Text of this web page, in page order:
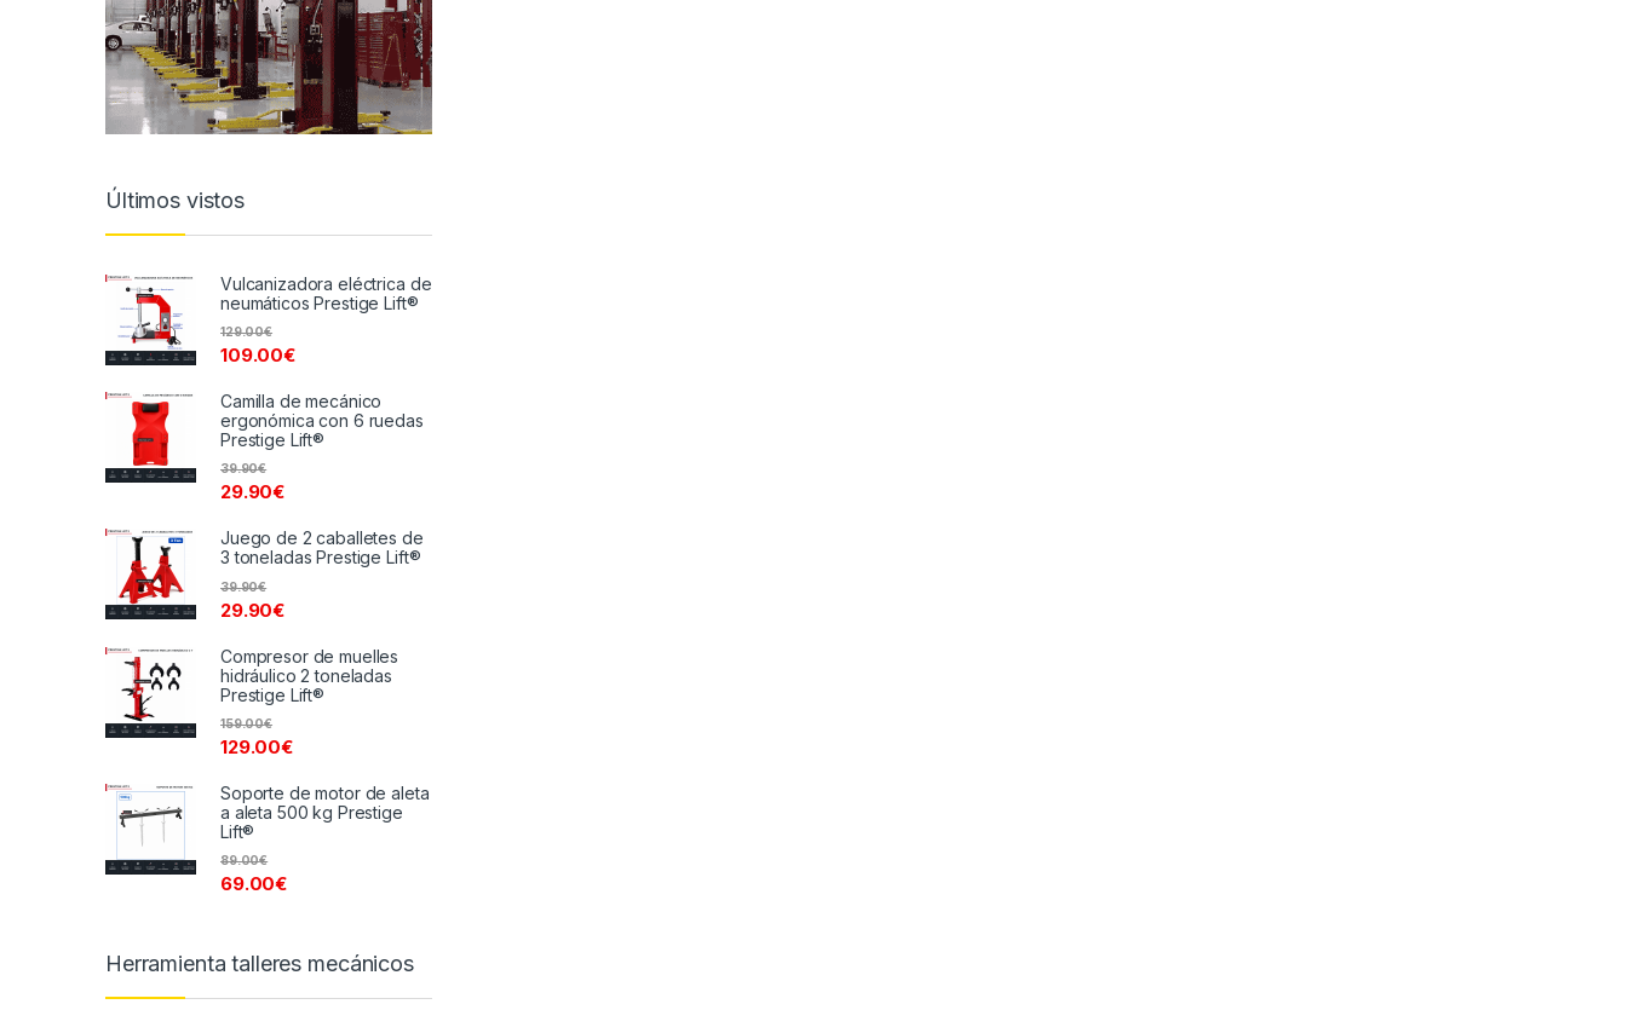
Últimos vistos
Vulcanizadora eléctrica de
neumáticos Prestige Lift®
109.00€
129.00€
Camilla de mecánico
ergonómica con 6 ruedas
Prestige Lift®
29.90€
39.90€
Juego de 2 caballetes de
3 toneladas Prestige Lift®
29.90€
39.90€
Compresor de muelles
hidráulico 2 toneladas
Prestige Lift®
129.00€
159.00€
Soporte de motor de aleta
a aleta 500 kg Prestige
Lift®
69.00€
89.00€
Herramienta talleres mecánicos